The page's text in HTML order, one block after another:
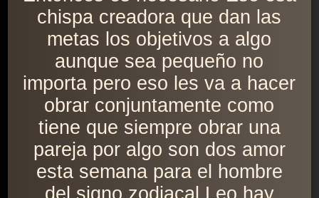
chispa creadora que dan las
metas los objetivos a algo
aunque sea pequeño no
importa pero eso les va a hacer
obrar conjuntamente como
tiene que siempre obrar una
pareja por algo son dos amor
esta semana para el hombre